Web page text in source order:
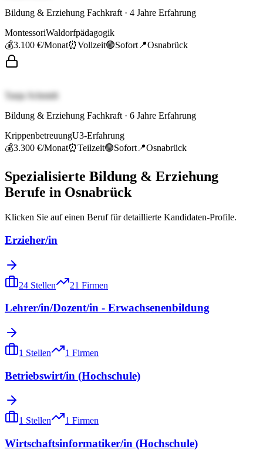
Bildung & Erziehung Fachkraft · 4 Jahre Erfahrung
MontessoriWaldorfpädagogik
💰3.100 €/Monat⏰Vollzeit🟢Sofort 📍Osnabrück
Tanja Schmidt
Bildung & Erziehung Fachkraft · 6 Jahre Erfahrung
KrippenbetreuungU3-Erfahrung
💰3.300 €/Monat⏰Teilzeit🟢Sofort 📍Osnabrück
Spezialisierte Bildung & Erziehung
Berufe in Osnabrück
Klicken Sie auf einen Beruf für detaillierte Kandidaten-Profile.
Erzieher/in
24 Stellen 21 Firmen
Lehrer/in/Dozent/in - Erwachsenenbildung
1 Stellen 1 Firmen
Betriebswirt/in (Hochschule)
1 Stellen 1 Firmen
Wirtschaftsinformatiker/in (Hochschule)